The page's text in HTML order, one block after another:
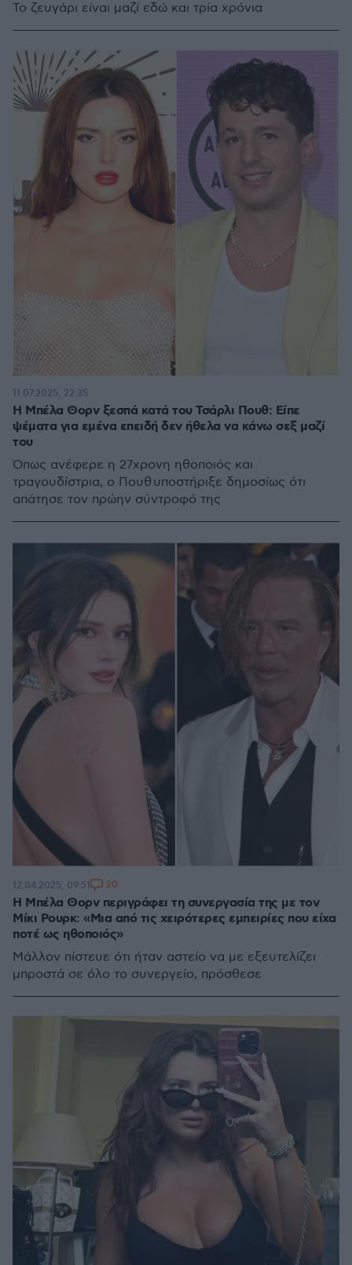
Το ζευγάρι είναι μαζί εδώ και τρία χρόνια
Η Μπέλα Θορν ξεσπά κατά του Τσάρλι Πουθ: Είπε
ψέματα για εμένα επειδή δεν ήθελα να κάνω σεξ μαζί
του
Όπως ανέφερε η 27χρονη ηθοποιός και
τραγουδίστρια, ο Πουθ υποστήριξε δημοσίως ότι
απάτησε τον πρώην σύντροφό της
11.07.2025, 22:35
Η Μπέλα Θορν περιγράφει τη συνεργασία της με τον
Μίκι Ρουρκ: «Μια από τις χειρότερες εμπειρίες που είχα
ποτέ ως ηθοποιός»
Μάλλον πίστευε ότι ήταν αστείο να με εξευτελίζει
μπροστά σε όλο το συνεργείο, πρόσθεσε
12.04.2025, 09:51 20